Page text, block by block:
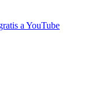
a YouTube